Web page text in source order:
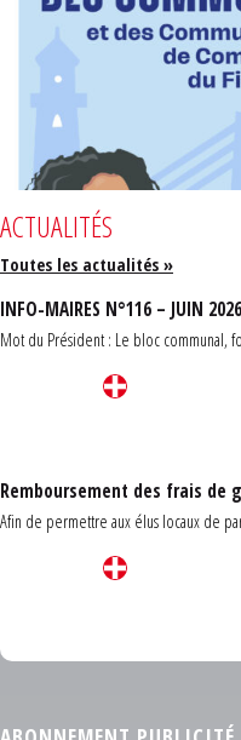
ACTUALITÉS
Toutes les actualités »
INFO-MAIRES N°116 – JUIN 2026
Mot du Président : Le bloc communal,
Remboursement des frais de
Afin de permettre aux élus locaux de